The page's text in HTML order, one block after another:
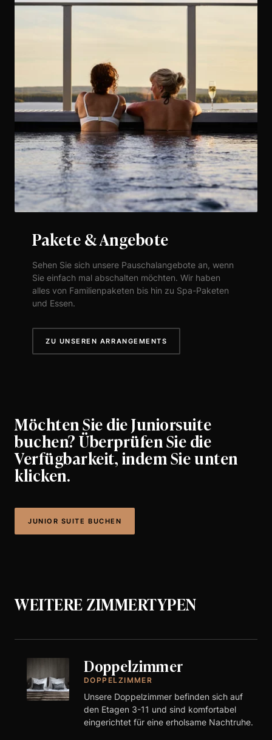
Pakete & Angebote
Sehen Sie sich unsere Pauschalangebote an, wenn
Sie einfach mal abschalten möchten. Wir haben
alles von Familienpaketen bis hin zu Spa-Paketen
und Essen.
ZU UNSEREN ARRANGEMENTS
Möchten Sie die Juniorsuite
buchen? Überprüfen Sie die
Verfügbarkeit, indem Sie unten
klicken.
JUNIOR SUITE BUCHEN
WEITERE ZIMMERTYPEN
Doppelzimmer
DOPPELZIMMER
Unsere Doppelzimmer befinden sich auf
den Etagen 3-11 und sind komfortabel
eingerichtet für eine erholsame Nachtruhe.